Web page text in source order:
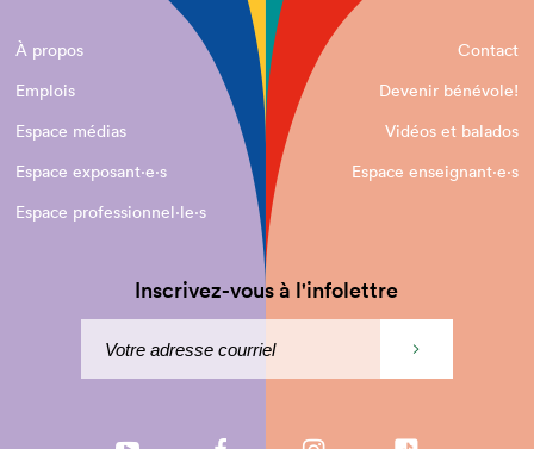
À propos
Contact
Emplois
Devenir bénévole!
Espace médias
Vidéos et balados
Espace exposant·e⋅s
Espace enseignant·e⋅s
Espace professionnel·le⋅s
Inscrivez-vous à l'infolettre